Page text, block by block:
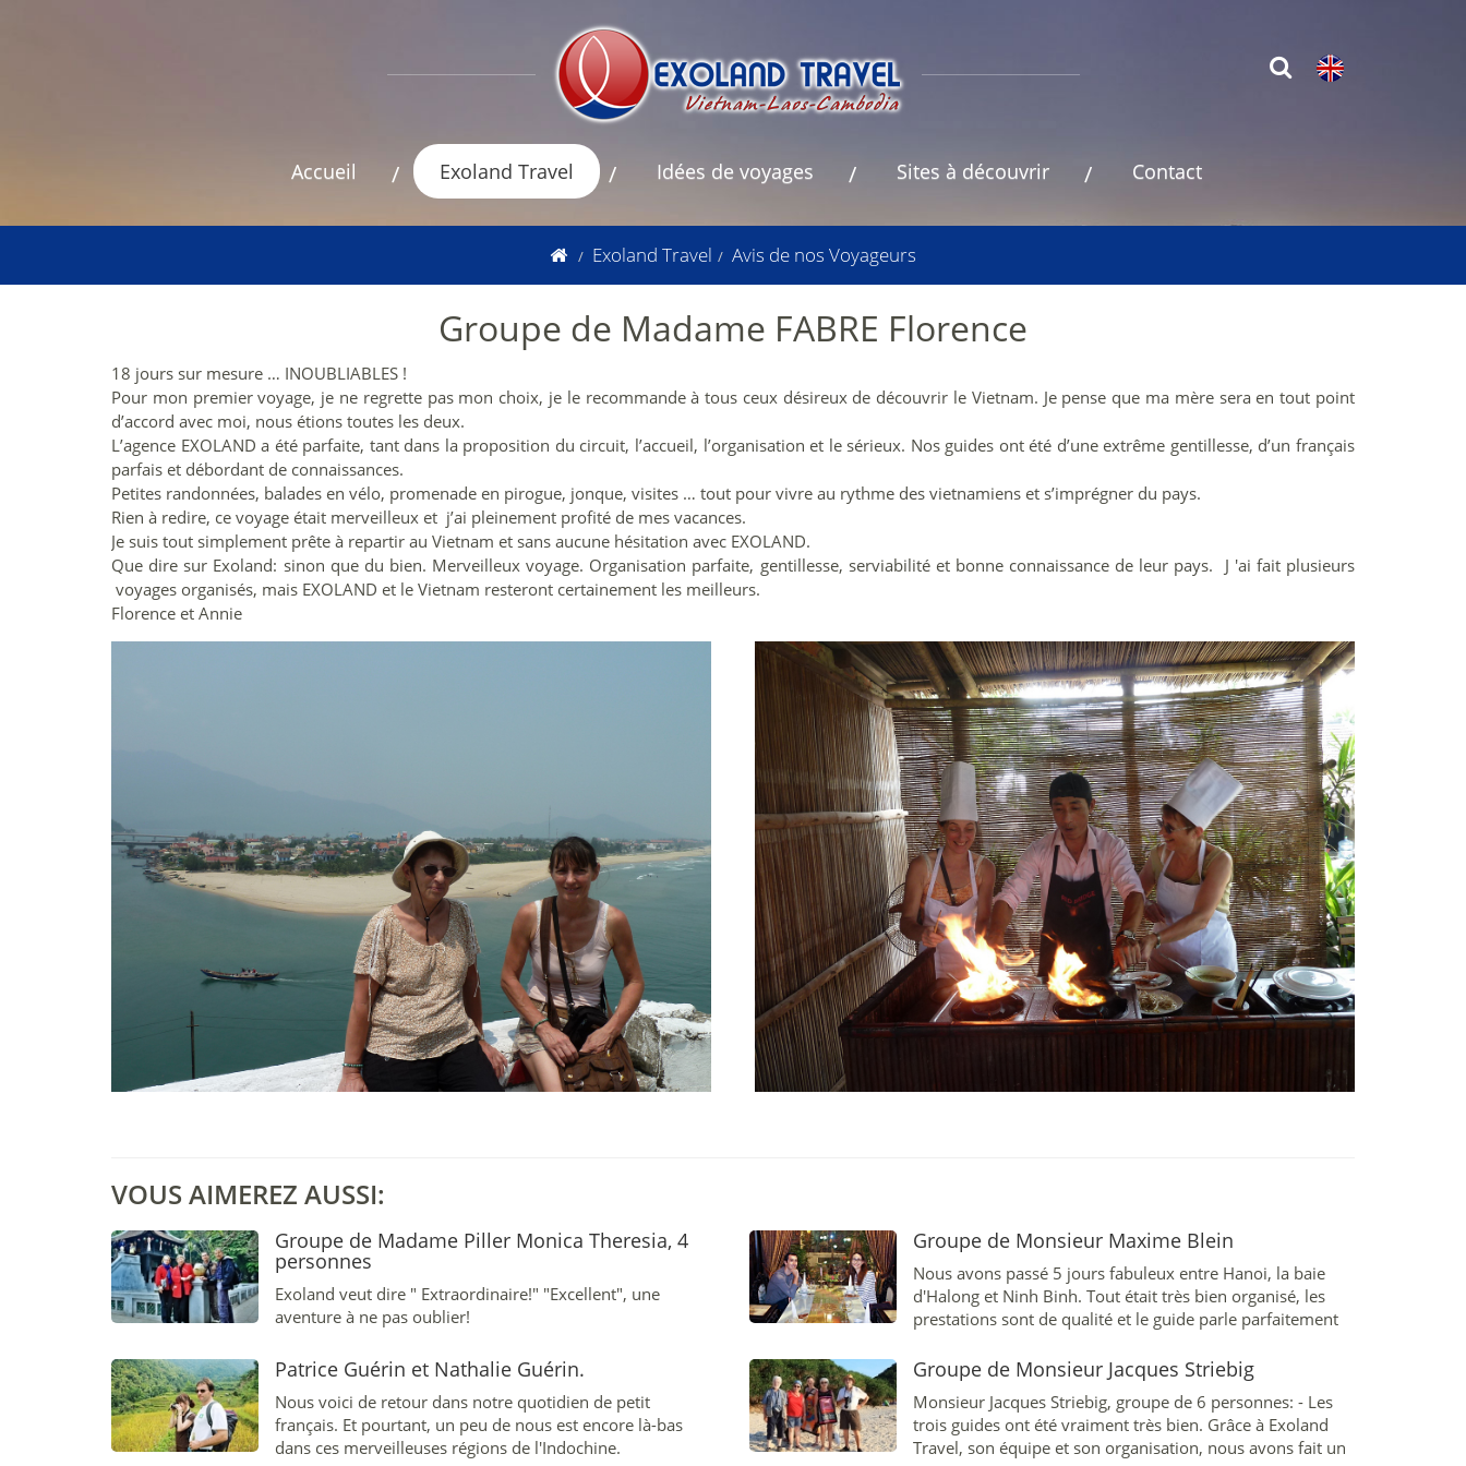
Accueil Exoland Travel Idées de voyages Sites à découvrir Contact
Exoland Travel Avis de nos Voyageurs
Groupe de Madame FABRE Florence
18 jours sur mesure … INOUBLIABLES !
Pour mon premier voyage, je ne regrette pas mon choix, je le recommande à tous ceux désireux de découvrir le Vietnam. Je pense que ma mère sera en tout point
d’accord avec moi, nous étions toutes les deux.
L’agence EXOLAND a été parfaite, tant dans la proposition du circuit, l’accueil, l’organisation et le sérieux. Nos guides ont été d’une extrême gentillesse, d’un français
parfais et débordant de connaissances.
Petites randonnées, balades en vélo, promenade en pirogue, jonque, visites … tout pour vivre au rythme des vietnamiens et s’imprégner du pays.
Rien à redire, ce voyage était merveilleux et j’ai pleinement profité de mes vacances.
Je suis tout simplement prête à repartir au Vietnam et sans aucune hésitation avec EXOLAND.
Que dire sur Exoland: sinon que du bien. Merveilleux voyage. Organisation parfaite, gentillesse, serviabilité et bonne connaissance de leur pays. J 'ai fait plusieurs
voyages organisés, mais EXOLAND et le Vietnam resteront certainement les meilleurs.
Florence et Annie
VOUS AIMEREZ AUSSI:
Groupe de Madame Piller Monica Theresia, 4
personnes
Exoland veut dire " Extraordinaire!" "Excellent", une
aventure à ne pas oublier!
Groupe de Monsieur Maxime Blein
Nous avons passé 5 jours fabuleux entre Hanoi, la baie
d'Halong et Ninh Binh. Tout était très bien organisé, les
prestations sont de qualité et le guide parle parfaitement
Patrice Guérin et Nathalie Guérin.
Nous voici de retour dans notre quotidien de petit
français. Et pourtant, un peu de nous est encore là-bas
dans ces merveilleuses régions de l'Indochine.
Groupe de Monsieur Jacques Striebig
Monsieur Jacques Striebig, groupe de 6 personnes: - Les
trois guides ont été vraiment très bien. Grâce à Exoland
Travel, son équipe et son organisation, nous avons fait un